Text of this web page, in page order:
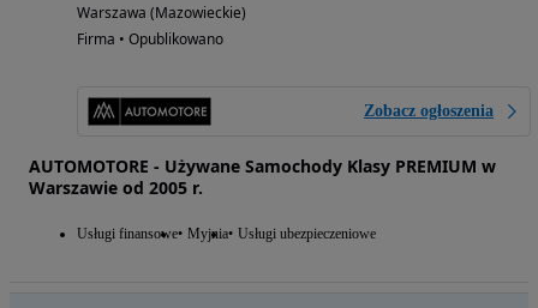
Warszawa (Mazowieckie)
Firma • Opublikowano
Zobacz ogłoszenia
AUTOMOTORE - Używane Samochody Klasy PREMIUM w
Warszawie od 2005 r.
Usługi finansowe Myjnia Usługi ubezpieczeniowe